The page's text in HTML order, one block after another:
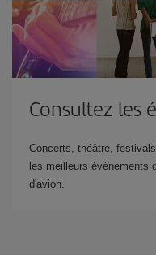
Consultez les
Concerts, théâtre,
les meilleurs événements
d'avion.